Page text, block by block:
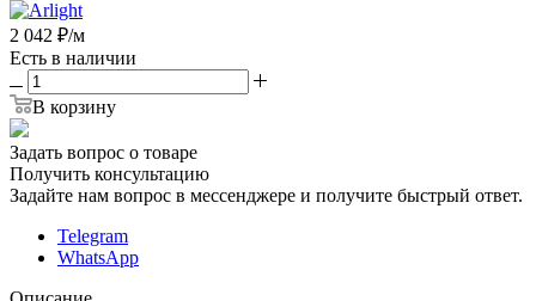
2 042 ₽/м
Есть в наличии
В корзину
Задать вопрос о товаре
Получить консультацию
Задайте нам вопрос в мессенджере и получите быстрый ответ.
Telegram
WhatsApp